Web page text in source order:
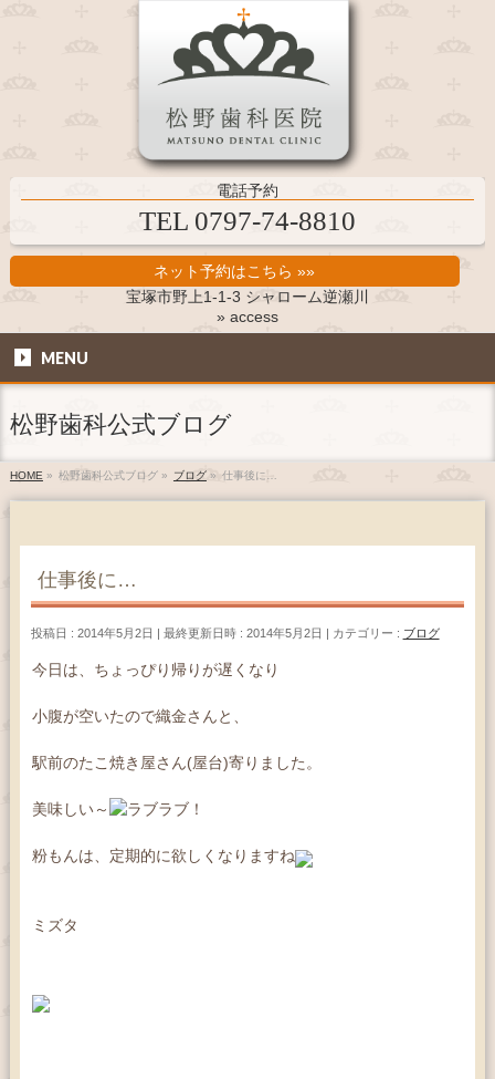
電話予約
TEL 0797-74-8810
ネット予約はこちら »»
宝塚市野上1-1-3 シャローム逆瀬川
» access
MENU
松野歯科公式ブログ
HOME » 松野歯科公式ブログ» ブログ» 仕事後に…
仕事後に…
投稿日 : 2014年5月2日 最終更新日時 : 2014年5月2日 カテゴリー : ブログ
今日は、ちょっぴり帰りが遅くなり
小腹が空いたので織金さんと、
駅前のたこ焼き屋さん(屋台)寄りました。
美味しい～
粉もんは、定期的に欲しくなりますね
ミズタ